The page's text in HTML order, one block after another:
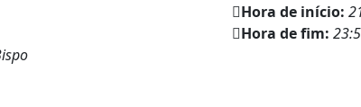
Hora de início:
Hora de fim: